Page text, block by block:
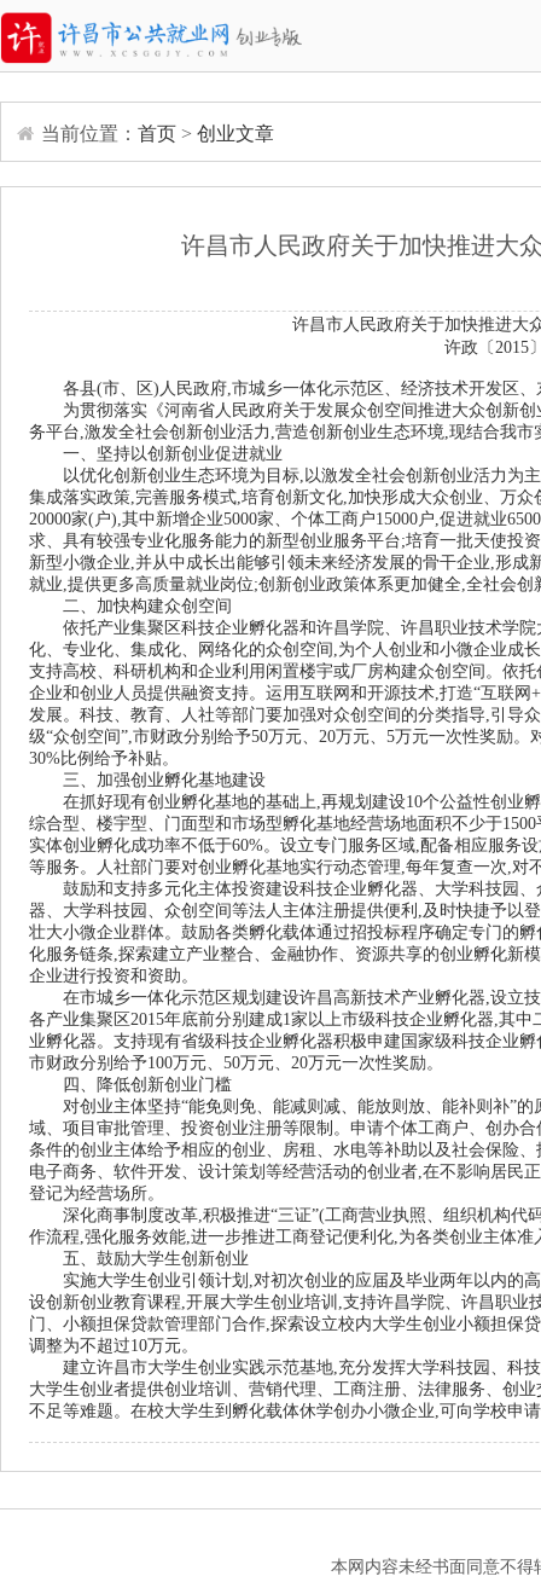
当前位置： 首页 > 创业文章
许昌市人民政府关于加快推进大
许昌市人民政府关于加快推进大
许政〔 2015
各县(市、区) 人民政府,市城乡一体化示范区、经济技术开发区
为贯彻落实《河南省人民政府关于发展众创空间推进大众创新
务平台,激发全社会创新创业活力 ,营造创新创业生态环境,现结合我市
一、坚持以创新创业促进就业
以优化创新创业生态环境为目标, 以激发全社会创新创业活力为
集成落实政策,完善服务模式,培育创新文化,加快形成大众创业、万众
20000家(户),其中新增企业5000家、个体工商户15000户,促进就业
求、具有较强专业化服务能力的新型创业服务平台;培育一批天使投
新型小微企业,并从中成长出能够引领未来经济发展的骨干企业,形成
就业,提供更多高质量就业岗位;创新创业政策体系更加健全,全社会创
二、加快构建众创空间
依托产业集聚区科技企业孵化器和许昌学院、许昌职业技术学
化、专业化、集成化、网络化的众创空间 ,为个人创业和小微企业成
支持高校、科研机构和企业利用闲置楼宇或厂房构建众创空间。依
企业和创业人员提供融资支持。运用互联网和开源技术,打造“互联网 +
发展。科技、教育、人社等部门要加强对众创空间的分类指导,引导
级“众创空间”,市财政分别给予50万元、 20万元、 5万元一次性奖励。
30%比例给予补贴。
三、加强创业孵化基地建设
在抓好现有创业孵化基地的基础上,再规划建设10个公益性创业
综合型、楼宇型、门面型和市场型孵化基地经营场地面积不少于1500
实体创业孵化成功率不低于60%。设立专门服务区域,配备相应服务
等服务。人社部门要对创业孵化基地实行动态管理,每年复查一次,对
鼓励和支持多元化主体投资建设科技企业孵化器、大学科技园
器、大学科技园、众创空间等法人主体注册提供便利 ,及时快捷予以
壮大小微企业群体。鼓励各类孵化载体通过招投标程序确定专门的孵
化服务链条,探索建立产业整合、金融协作、资源共享的创业孵化新
企业进行投资和资助。
在市城乡一体化示范区规划建设许昌高新技术产业孵化器,设立
各产业集聚区2015年底前分别建成1家以上市级科技企业孵化器,其中
业孵化器。支持现有省级科技企业孵化器积极申建国家级科技企业
市财政分别给予100万元、 50万元、 20万元一次性奖励。
四、降低创新创业门槛
对创业主体坚持“能免则免、能减则减、能放则放、能补则补”的
域、项目审批管理、投资创业注册等限制。申请个体工商户、创办
条件的创业主体给予相应的创业、房租、水电等补助以及社会保险
电子商务、软件开发、设计策划等经营活动的创业者,在不影响居民
登记为经营场所。
深化商事制度改革,积极推进“三证”(工商营业执照、组织机构代
作流程,强化服务效能,进一步推进工商登记便利化,为各类创业主体准
五、鼓励大学生创新创业
实施大学生创业引领计划 ,对初次创业的应届及毕业两年以内的
设创新创业教育课程,开展大学生创业培训 ,支持许昌学院、许昌职业
门、小额担保贷款管理部门合作,探索设立校内大学生创业小额担保
调整为不超过10万元。
建立许昌市大学生创业实践示范基地,充分发挥大学科技园、科
大学生创业者提供创业培训、营销代理、工商注册、法律服务、创
不足等难题。在校大学生到孵化载体休学创办小微企业,可向学校申
本网内容未经书面同意不得